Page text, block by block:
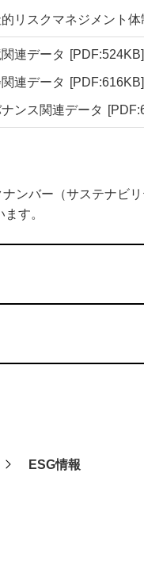
リスクマネジメント体
連データ [PDF:524KB]
連データ [PDF:616KB]
ナンス関連データ
ンバー（サステナビリ
す。
ESG情報